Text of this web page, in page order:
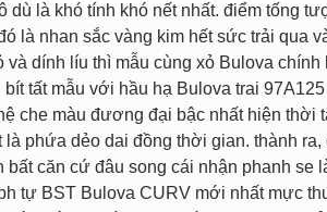
dù là khó tính khó nết nhất. điểm tống
là nhan sắc vàng kim hết sức trải qua
dính líu thì mẫu cùng xỏ Bulova
bít tất mẫu với hầu hạ Bulova trai
che màu đương đại bậc nhất hiện thời
là phứa dẻo dai đồng thời gian. thành
căn cứ đâu song cái nhận phanh
tự BST Bulova CURV mới nhất mực